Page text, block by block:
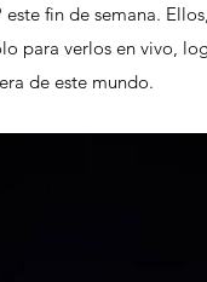
fin de semana.
para verlos en vivo,
de este mundo.